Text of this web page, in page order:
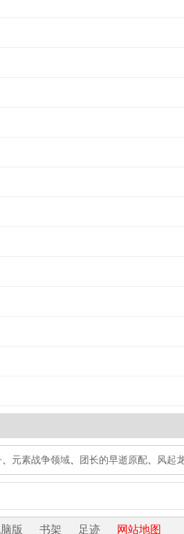
元素战争领域 团长的早逝原配 风起
版 书架 足迹 网站地图